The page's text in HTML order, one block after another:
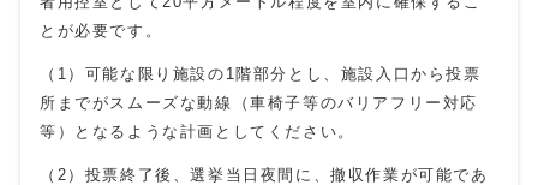
とが必要です。
（1）可能な限り施設の1階部分とし、施設入口から投票
所までがスムーズな動線（車椅子等のバリアフリー対応
等）となるような計画としてください。
（2）投票終了後、選挙当日夜間に、撤収作業が可能であ